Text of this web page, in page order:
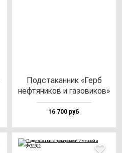
Под­ста­кан­ник «Герб
неф­тя­ни­ков и га­зо­ви­ков»
16 700 руб